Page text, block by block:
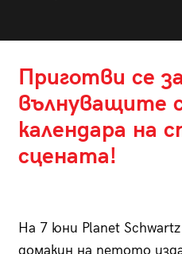
Приготви се
вълнуващите
календара на
сцената!
На 7 юни Planet
домакин на петото